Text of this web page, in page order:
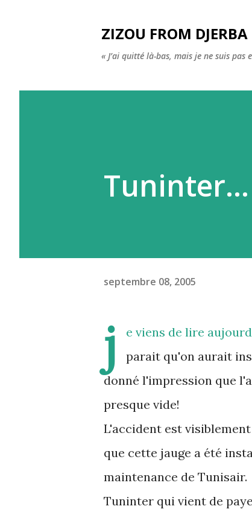
ZIZOU FROM DJERBA
« J’ai quitté là-bas, mais je ne suis
septembre 08, 2005
j
e viens de lire
parait qu'on aurait
donné l'impression que
presque vide!
L'accident est visiblement
que cette jauge a été
maintenance de Tunisair.
Tuninter qui vient de